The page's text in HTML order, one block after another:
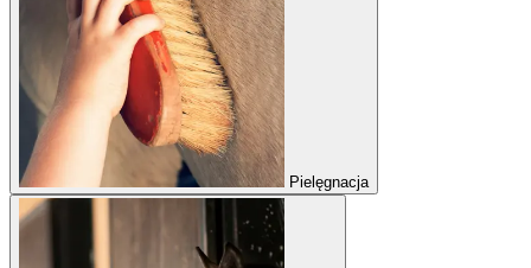
Pielęgnacja